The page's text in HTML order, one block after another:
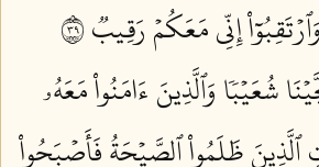
إِنِّي مَعَكُمۡ رَقِيبٞ ٩٣
شُعَيۡبٗا وَٱلَّذِينَ ءَامَنُواْ مَعَهُۥ
ٱلَّذِينَ ظَلَمُواْ ٱلصَّيۡحَةُ فَأَصۡبَحُواْ